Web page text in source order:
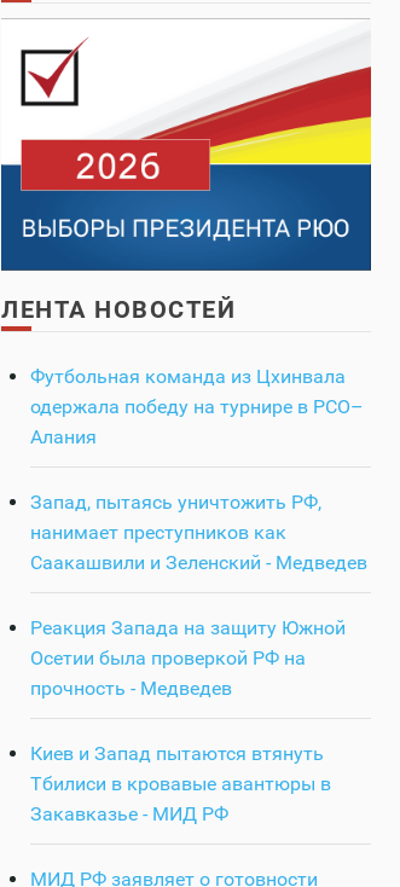
ЛЕНТА НОВОСТЕЙ
Футбольная команда из Цхинвала
одержала победу на турнире в РСО–
Алания
Запад, пытаясь уничтожить РФ,
нанимает преступников как
Саакашвили и Зеленский - Медведев
Реакция Запада на защиту Южной
Осетии была проверкой РФ на
прочность - Медведев
Киев и Запад пытаются втянуть
Тбилиси в кровавые авантюры в
Закавказье - МИД РФ
МИД РФ заявляет о готовности